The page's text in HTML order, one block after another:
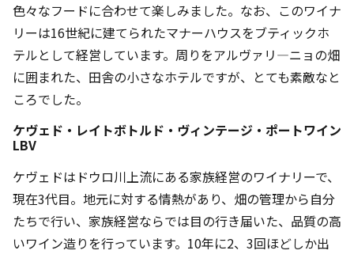
色々なフードに合わせて楽しみました。なお、このワイナ
リーは16世紀に建てられたマナーハウスをブティックホ
テルとして経営しています。周りをアルヴァリ―ニョの畑
に囲まれた、田舎の小さなホテルですが、とても素敵なと
ころでした。
ケヴェド・レイトボトルド・ヴィンテージ・ポートワイン
LBV
ケヴェドはドウロ川上流にある家族経営のワイナリーで、
現在3代目。地元に対する情熱があり、畑の管理から自分
たちで行い、家族経営ならでは目の行き届いた、品質の高
いワイン造りを行っています。10年に2、3回ほどしか出